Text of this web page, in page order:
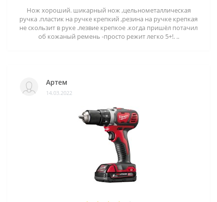
Нож хороший. шикарный нож ,цельнометаллическая
ручка .пластик на ручке крепкий ,резина на ручке крепкая
не скользит в руке .лезвие крепкое .когда пришёл потачил
об кожаный ремень -просто режит легко 5+!. ..
Артем
14.03.2022